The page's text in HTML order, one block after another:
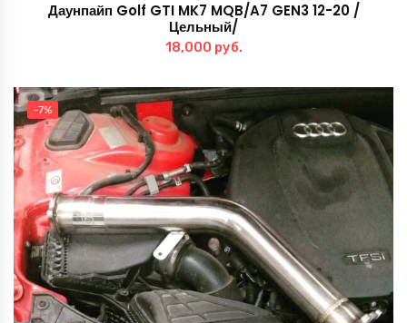
Даунпайп Golf GTI MK7 MQB/A7 GEN3 12-20 /
Цельный/
18,000 руб.
-7%